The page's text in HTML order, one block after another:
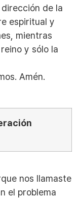
de la
espiritual y
mientras
y sólo la
Amén.
nos llamaste
el problema